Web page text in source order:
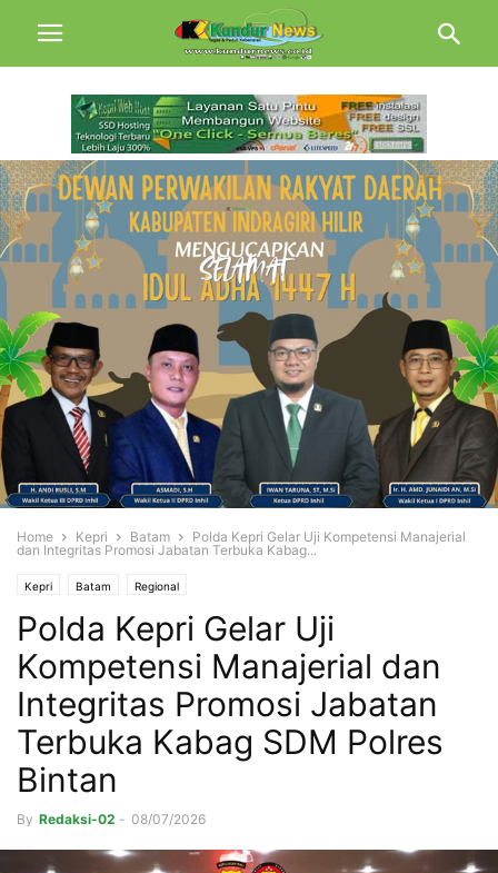
Home Kepri Batam
Polda Kepri Gelar Uji Kompetensi Manajerial
dan Integritas Promosi Jabatan Terbuka Kabag...
Kepri Batam Regional
Polda Kepri Gelar Uji
Kompetensi Manajerial dan
Integritas Promosi Jabatan
Terbuka Kabag SDM Polres
Bintan
By Redaksi-02 - 08/07/2026